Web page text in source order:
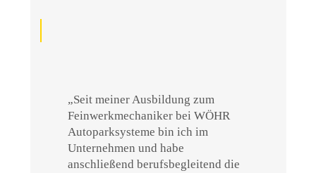
„Seit meiner Ausbildung zum
Feinwerkmechaniker bei WÖHR
Autoparksysteme bin ich im
Unternehmen und habe
anschließend berufsbegleitend die